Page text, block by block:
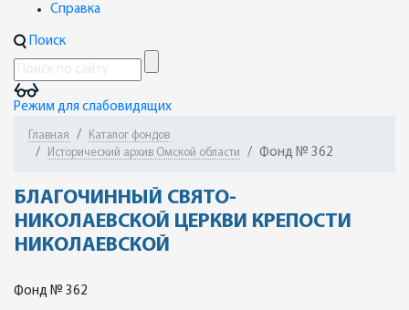
Справка
Поиск
Режим для слабовидящих
Главная
Каталог фондов
Исторический архив Омской области
Фонд № 362
БЛАГОЧИННЫЙ СВЯТО-
НИКОЛАЕВСКОЙ ЦЕРКВИ КРЕПОСТИ
НИКОЛАЕВСКОЙ
Фонд № 362